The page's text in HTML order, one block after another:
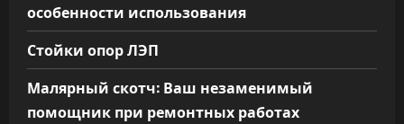
особенности использования
Стойки опор ЛЭП
Малярный скотч: Ваш незаменимый
помощник при ремонтных работах